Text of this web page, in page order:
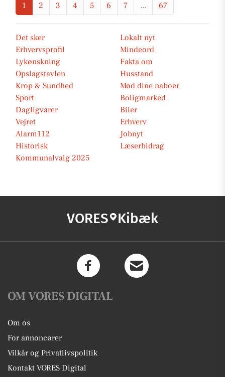
1 2 3 4 5 6 7 ... 67
Det sker
Lokalt nyt
Erhvervsprofil
Mindeord
Lykønskning
Fakta om
Opslagstavlen
Husstand
Krop & Sundhed
Mød dine naboer
Sport
Boligmarked
Dagligvarer
Biler
Vejret
Erhverv
Alarm112
Jobnyt
Historisk
Læserbidrag
Kommunalvalg 2025
VORES Kibæk
OM VORES DIGITAL
Om os
For annoncører
Vilkår og Privatlivspolitik
Kontakt VORES Digital